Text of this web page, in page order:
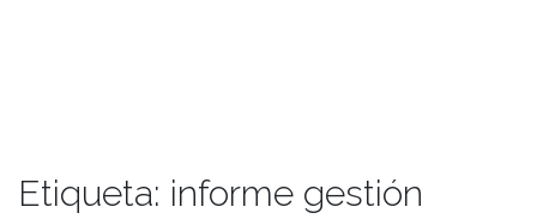
Etiqueta: informe gestión